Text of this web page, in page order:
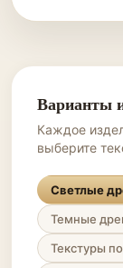
Варианты
Каждое
выберите
Светлые
Темные
Текстуры